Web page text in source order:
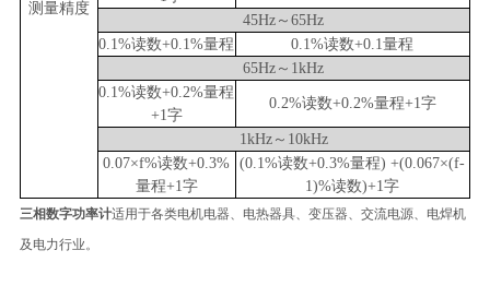
测量精度
45Hz ～65Hz
0.1%读数+0. 1%量程 0.1%读数+0. 1量程
65Hz ～ 1kHz
0.1%读数+0.2%量程
+1字
0.2%读数+0.2%量程+1字
1kHz～10kHz
0.07×f%读数+0.3%
量程+1字
(0.1%读数+0.3%量程) +(0.067×(f-
1)%读数)+1字
三相数字功率计适用于各类电机电器、电热器具、变压器、交流电源、电焊机
及电力行业。